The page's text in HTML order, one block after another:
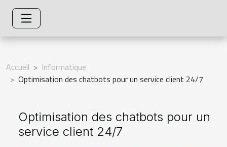
Accueil
Informatique
Optimisation des chatbots pour un service client 24/7
Optimisation des chatbots pour un
service client 24/7